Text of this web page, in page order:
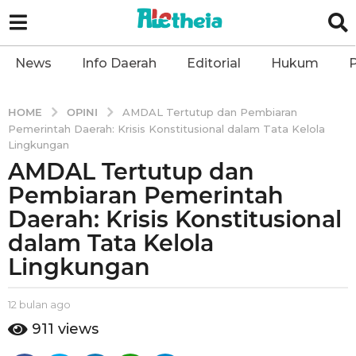
News Info Daerah Editorial Hukum
HOME OPINI
AMDAL Tertutup dan Pembiaran
Pemerintah Daerah: Krisis Konstitusional dalam Tata Kelola
Lingkungan
1
2
b
u
l
a
g
o
AMDAL Tertutup dan
Pembiaran Pemerintah
Daerah: Krisis Konstitusional
dalam Tata Kelola
Lingkungan
b
a
12 bulan ago
b
911 views